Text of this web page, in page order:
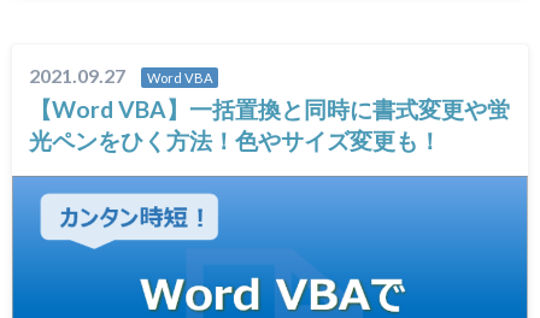
2021.09.27 Word VBA
【Word VBA】一括置換と同時に書式変更や蛍
光ペンをひく方法！色やサイズ変更も！